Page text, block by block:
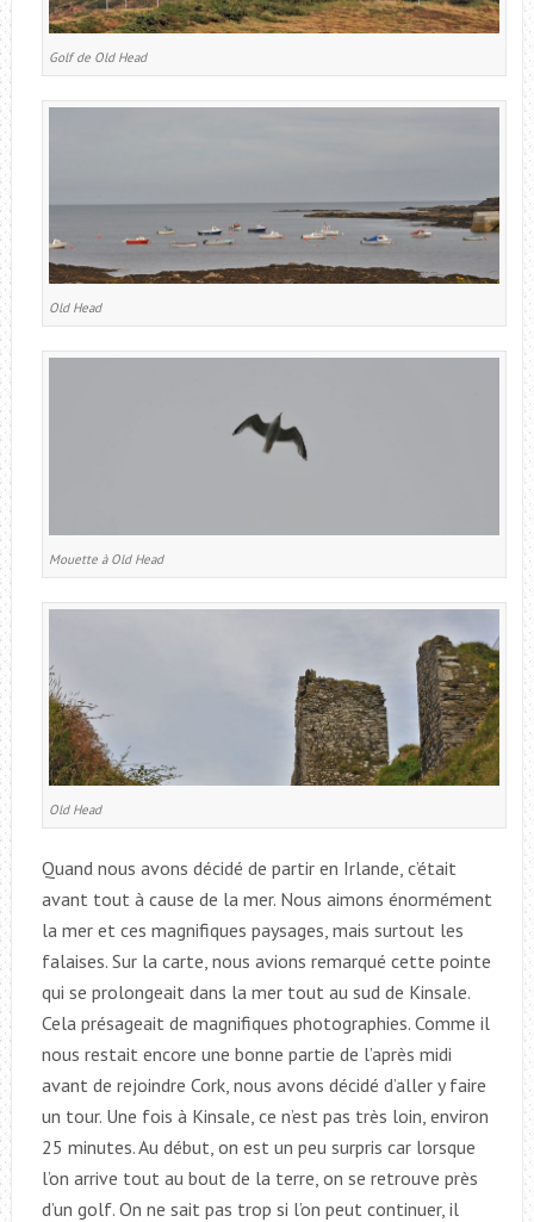
Golf de Old Head
Old Head
Mouette à Old Head
Old Head
Quand nous avons décidé de partir en Irlande, c’était
avant tout à cause de la mer. Nous aimons énormément
la mer et ces magnifiques paysages, mais surtout les
falaises. Sur la carte, nous avions remarqué cette pointe
qui se prolongeait dans la mer tout au sud de Kinsale.
Cela présageait de magnifiques photographies. Comme il
nous restait encore une bonne partie de l’après midi
avant de rejoindre Cork, nous avons décidé d’aller y faire
un tour. Une fois à Kinsale, ce n’est pas très loin, environ
25 minutes. Au début, on est un peu surpris car lorsque
l’on arrive tout au bout de la terre, on se retrouve près
d’un golf. On ne sait pas trop si l’on peut continuer, il